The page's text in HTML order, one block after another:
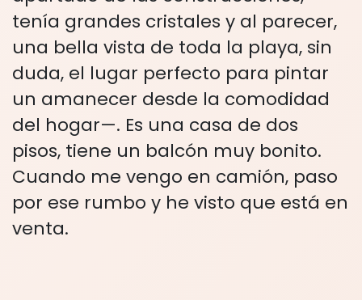
tenía grandes cristales y al parecer,
una bella vista de toda la playa, sin
duda, el lugar perfecto para pintar
un amanecer desde la comodidad
del hogar—. Es una casa de dos
pisos, tiene un balcón muy bonito.
Cuando me vengo en camión, paso
por ese rumbo y he visto que está en
venta.